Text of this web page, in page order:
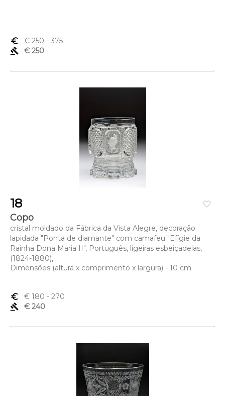
euro_symbol € 250 - 375
gavel
€ 250
favorite_border
18
Copo
cristal moldado da Fábrica da Vista Alegre, decoração
lapidada "Ponta de diamante" com camafeu "Efígie da
Rainha Dona Maria II", Português, ligeiras esbeiçadelas,
(1824-1880),
Dimensões (altura x comprimento x largura) - 10 cm
euro_symbol € 180 - 270
gavel
€ 240